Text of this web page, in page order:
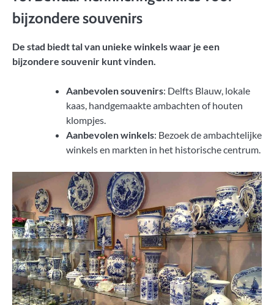
bijzondere souvenirs
De stad biedt tal van unieke winkels waar je een
bijzondere souvenir kunt vinden.
Aanbevolen souvenirs: Delfts Blauw, lokale
kaas, handgemaakte ambachten of houten
klompjes.
Aanbevolen winkels: Bezoek de ambachtelijke
winkels en markten in het historische centrum.